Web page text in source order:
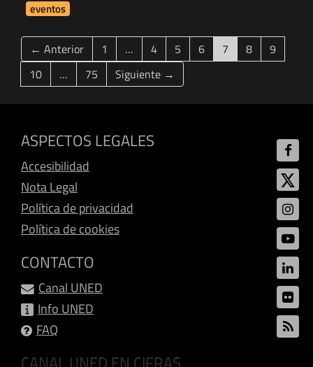
eventos
← Anterior 1 … 4 5 6 7 (current)
8
9
10
… 75 Siguiente →
ASPECTOS LEGALES
Accesibilidad
Nota Legal
Política de privacidad
Política de cookies
CONTACTO
Canal UNED
Info UNED
FAQ